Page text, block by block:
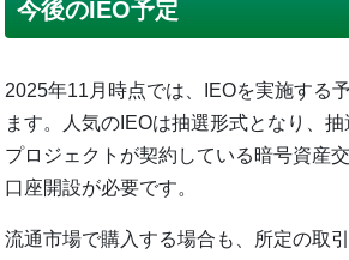
今後のIEO予定
2025年11月時点では、IEOを実施する
ます。人気のIEOは抽選形式となり、
プロジェクトが契約している暗号資産
口座開設が必要です。
流通市場で購入する場合も、所定の取